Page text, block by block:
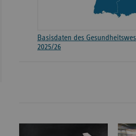
Basisdaten des
2025/26